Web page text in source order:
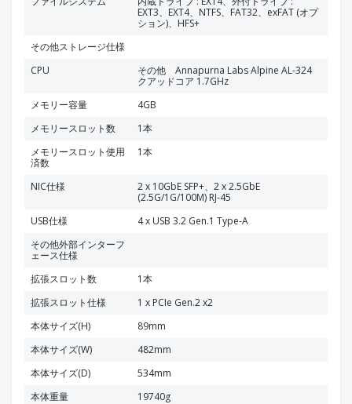
EXT3、EXT4、NTFS、FAT32、exFAT (オプ
ション)、HFS+
その他ストレージ仕様
CPU
その他 Annapurna Labs Alpine AL-324
クアッドコア 1.7GHz
メモリー容量
4GB
メモリースロット数
1本
メモリースロット使用
済数
1本
NIC仕様
2 x 10GbE SFP+、2 x 2.5GbE
(2.5G/1G/100M) RJ-45
USB仕様
4 x USB 3.2 Gen.1 Type-A
その他外部インターフ
ェース仕様
拡張スロット数
1本
拡張スロット仕様
1 x PCIe Gen.2 x2
本体サイズ(H)
89mm
本体サイズ(W)
482mm
本体サイズ(D)
534mm
本体重量
19740g